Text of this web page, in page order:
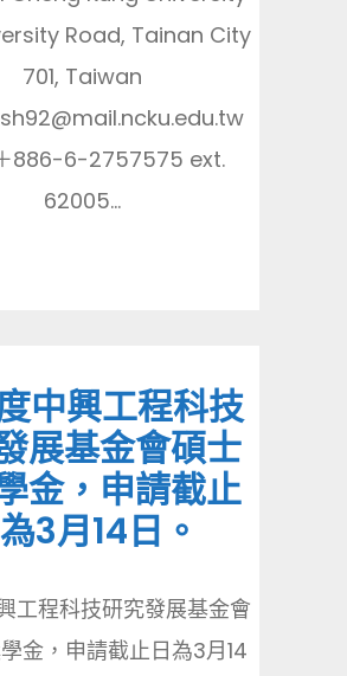
Road, Tainan City
701, Taiwan
886-6-2757575 ext.
62005...
中興工程科技
展基金會碩士
金，申請截止
3月14日。
興工程科技研究發展基金會
金，申請截止日為3月14